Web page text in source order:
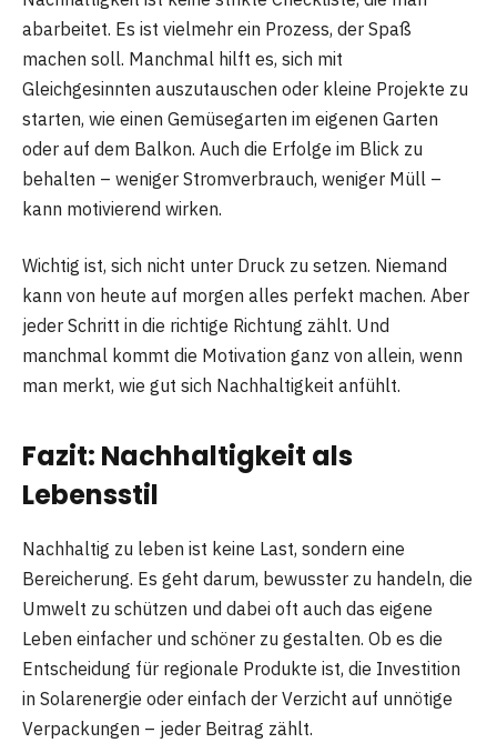
abarbeitet. Es ist vielmehr ein Prozess, der Spaß
machen soll. Manchmal hilft es, sich mit
Gleichgesinnten auszutauschen oder kleine Projekte zu
starten, wie einen Gemüsegarten im eigenen Garten
oder auf dem Balkon. Auch die Erfolge im Blick zu
behalten – weniger Stromverbrauch, weniger Müll –
kann motivierend wirken.
Wichtig ist, sich nicht unter Druck zu setzen. Niemand
kann von heute auf morgen alles perfekt machen. Aber
jeder Schritt in die richtige Richtung zählt. Und
manchmal kommt die Motivation ganz von allein, wenn
man merkt, wie gut sich Nachhaltigkeit anfühlt.
Fazit: Nachhaltigkeit als
Lebensstil
Nachhaltig zu leben ist keine Last, sondern eine
Bereicherung. Es geht darum, bewusster zu handeln, die
Umwelt zu schützen und dabei oft auch das eigene
Leben einfacher und schöner zu gestalten. Ob es die
Entscheidung für regionale Produkte ist, die Investition
in Solarenergie oder einfach der Verzicht auf unnötige
Verpackungen – jeder Beitrag zählt.